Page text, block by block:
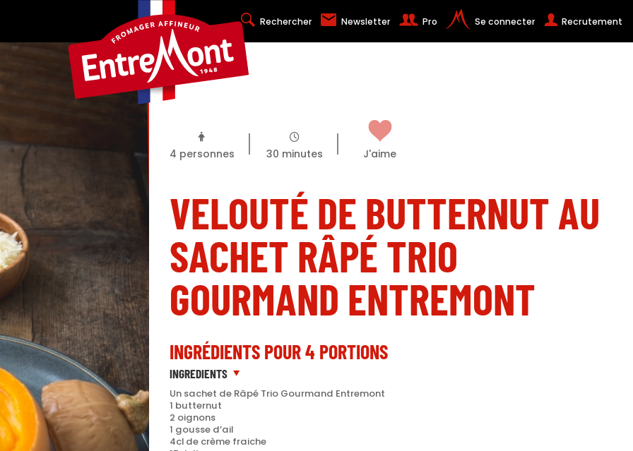
Rechercher Newsletter Pro Se connecter Recrutement
4 personnes 30 minutes J'aime
VELOUTÉ DE BUTTERNUT AU
SACHET RÂPÉ TRIO
GOURMAND ENTREMONT
INGRÉDIENTS POUR 4 PORTIONS
INGREDIENTS
Un sachet de Râpé Trio Gourmand Entremont
1 butternut
2 oignons
1 gousse d’ail
4cl de crème fraiche